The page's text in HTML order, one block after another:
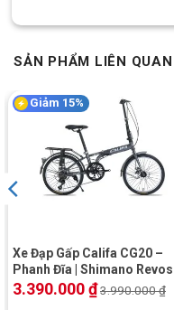
được đi gọn gàng dưới
cao cho xe.
Khung
Phuộc xe mạnh mẽ
Phuộc xe giảm xóc mạnh
để có thể hoạt động một
Phanh thắng đĩa cơ
SẢN PHẨM LIÊN QUAN
Giảm 15%
Xe Đạp Gấp Califa CG20 –
Phanh Đĩa | Shimano
3.390.000₫3.990.000₫